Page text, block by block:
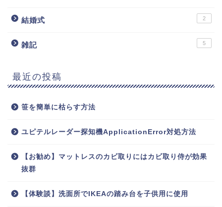
結婚式 2
雑記 5
最近の投稿
笹を簡単に枯らす方法
ユピテルレーダー探知機ApplicationError対処方法
【お勧め】マットレスのカビ取りにはカビ取り侍が効果
抜群
【体験談】洗面所でIKEAの踏み台を子供用に使用